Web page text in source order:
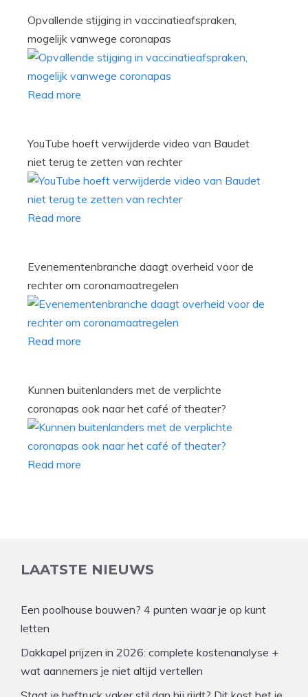
Opvallende stijging in vaccinatieafspraken,
mogelijk vanwege coronapas
Read more
YouTube hoeft verwijderde video van Baudet
niet terug te zetten van rechter
Read more
Evenementenbranche daagt overheid voor de
rechter om coronamaatregelen
Read more
Kunnen buitenlanders met de verplichte
coronapas ook naar het café of theater?
Read more
LAATSTE NIEUWS
Een poolhouse bouwen? 4 punten waar je op kunt
letten
Dakkapel prijzen in 2026: complete kostenanalyse +
wat aannemers je niet altijd vertellen